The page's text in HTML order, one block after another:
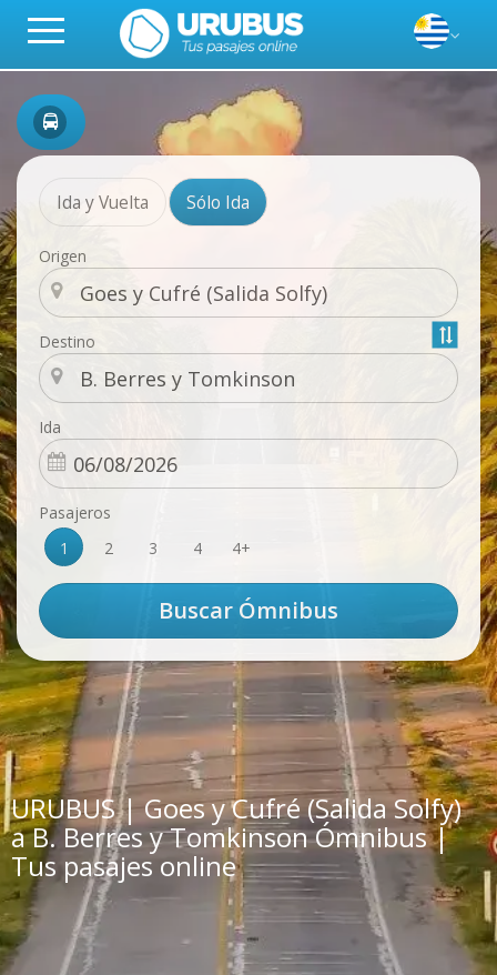
Ida y Vuelta Sólo Ida
Origen
Destino
Ida
Pasajeros
1
2 3 4 4+
URUBUS | Goes y Cufré (Salida Solfy)
a B. Berres y Tomkinson Ómnibus |
Tus pasajes online